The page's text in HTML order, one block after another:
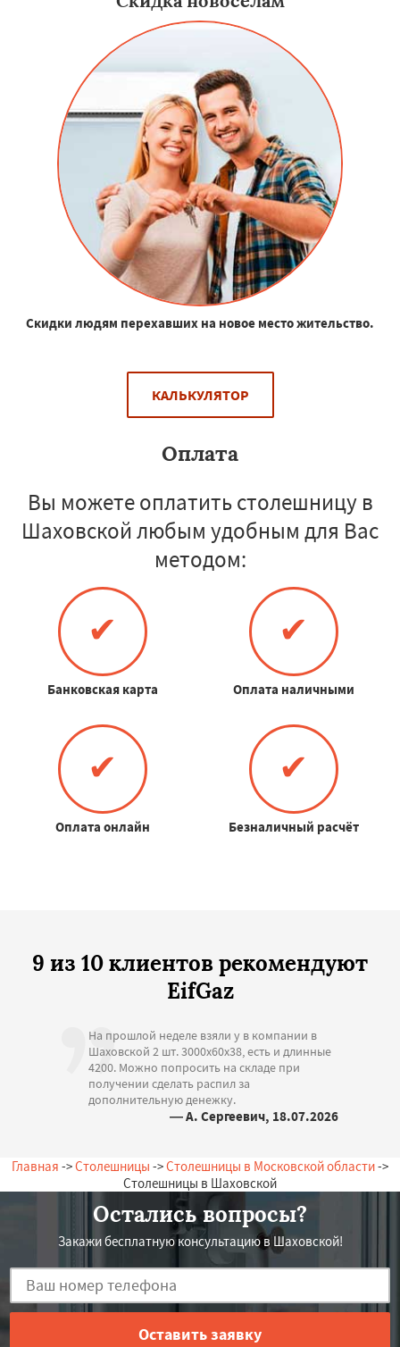
Скидки людям перехавших на новое место жительство.
КАЛЬКУЛЯТОР
Оплата
Вы можете оплатить столешницу в
Шаховской любым удобным для Вас
методом:
✔
Банковская карта
✔
Оплата наличными
✔
Оплата онлайн
✔
Безналичный расчёт
9 из 10 клиентов рекомендуют
EifGaz
На прошлой неделе взяли у в компании в
Шаховской 2 шт. 3000х60х38, есть и длинные
4200. Можно попросить на складе при
получении сделать распил за
дополнительную денежку.
— А. Сергеевич, 18.07.2026
Главная ->Столешницы ->Столешницы в Московской области->
Столешницы в Шаховской
Остались вопросы?
Закажи бесплатную консультацию в Шаховской!